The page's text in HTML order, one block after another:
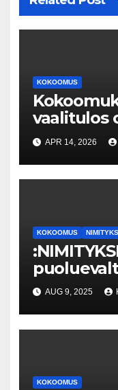
KOKOOMUS
vaalitulos
APR 14, 2026
KOKOOMUS
Keskisen
AUG 9, 2025
KOKOOMUS